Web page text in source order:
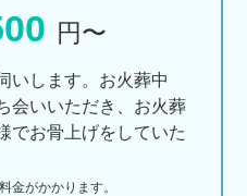
円〜
いします。お火葬中
会いいただき、お火葬
でお骨上げをしていた
金がかかります。